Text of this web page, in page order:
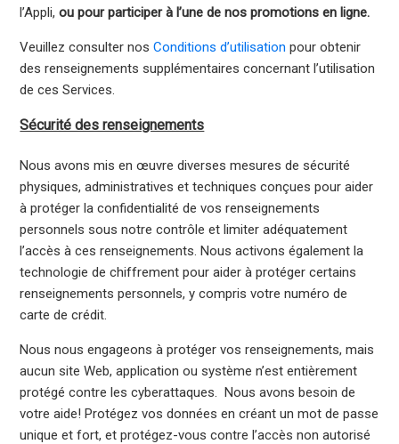
l’Appli,ou pour participer à l’une de nos promotions en ligne.
Veuillez consulter nosConditions d’utilisation pour obtenir
des renseignements supplémentaires concernant l’utilisation
de ces Services.
Sécurité des renseignements
Nous avons mis en œuvre diverses mesures de sécurité
physiques, administratives et techniques conçues pour aider
à protéger la confidentialité de vos renseignements
personnels sous notre contrôle et limiter adéquatement
l’accès à ces renseignements. Nous activons également la
technologie de chiffrement pour aider à protéger certains
renseignements personnels, y compris votre numéro de
carte de crédit.
Nous nous engageons à protéger vos renseignements, mais
aucun site Web, application ou système n’est entièrement
protégé contre les cyberattaques. Nous avons besoin de
votre aide! Protégez vos données en créant un mot de passe
unique et fort, et protégez-vous contre l’accès non autorisé